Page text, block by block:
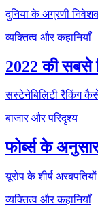
दुनिया के अग्रणी
व्यक्तित्व और कहानियाँ
2022 की सबसे
सस्टेनेबिलिटी रैंकिंग
बाजार और परिदृश्य
फोर्ब्स के
यूरोप के शीर्ष
व्यक्तित्व और कहानियाँ